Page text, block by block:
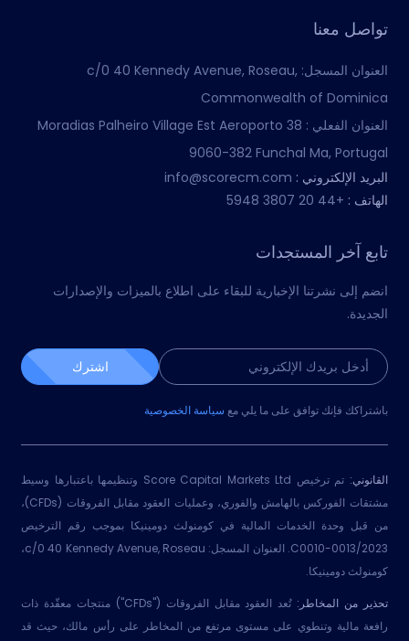
تواصل معنا
العنوان المسجل: c/0 40 Kennedy Avenue, Roseau,
Commonwealth of Dominica
العنوان الفعلي : Moradias Palheiro Village Est Aeroporto 38
9060-382 Funchal Ma, Portugal
البريد الإلكتروني :
الهاتف : +44 20 3807 5948
تابع آخر المستجدات
انضم إلى نشرتنا الإخبارية للبقاء على اطلاع بالميزات والإصدارات
الجديدة.
اشترك
باشتراكك فإنك توافق على ما يلي مع سياسة الخصوصية
القانوني:
تم ترخيص Score Capital Markets Ltd وتنظيمها باعتبارها وسيط
مشتقات الفوركس بالهامش والفوري، وعمليات العقود مقابل الفروقات (CFDs)،
من قبل وحدة الخدمات المالية في كومنولث دومينيكا بموجب رقم الترخيص
2023/C0010-0013. العنوان المسجل: c/0 40 Kennedy Avenue, Roseau،
كومنولث دومينيكا.
تحذير من المخاطر:
تُعد العقود مقابل الفروقات ("CFDs") منتجات معقّدة ذات
رافعة مالية وتنطوي على مستوى مرتفع من المخاطر على رأس مالك، حيث قد